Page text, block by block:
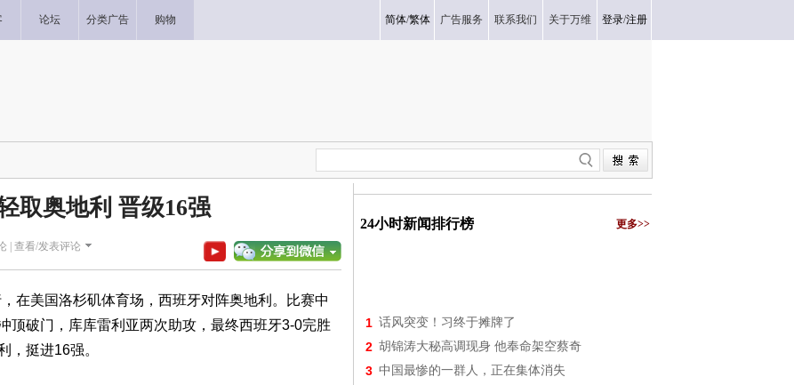
论坛 分类广告 购物 简体/繁体 广告服务 联系我们 关于万维 登录/注册
取奥地利 晋级16强
| 查看/发表评论
在美国洛杉矶体育场，西班牙对阵奥地利。比赛中
顶破门，库库雷利亚两次助攻，最终西班牙3-0完胜
，挺进16强。
24小时新闻排行榜 更多>>
1 话风突变！习终于摊牌了
2 胡锦涛大秘高调现身 他奉命架空蔡奇
3 中国最惨的一群人，正在集体消失